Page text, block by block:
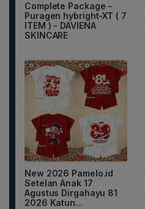
Complete Package -
Puragen hybright-XT ( 7
ITEM ) - DAVIENA
SKINCARE
New 2026 Pamelo.id
Setelan Anak 17
Agustus Dirgahayu 81
2026 Katun...